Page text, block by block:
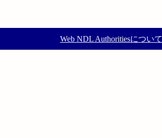
Web NDL Authoritiesについて